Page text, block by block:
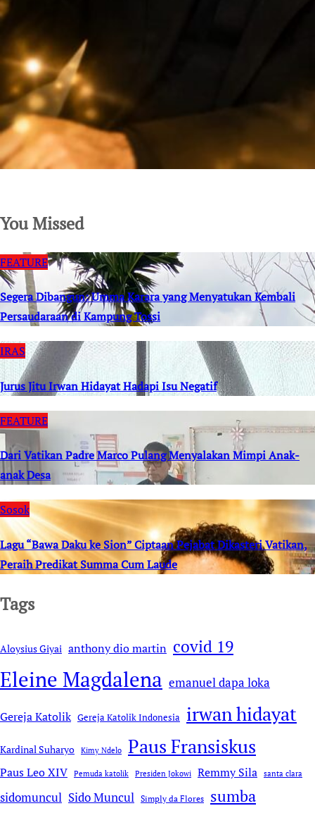
You Missed
FEATURE
Segera Dibangun: Umma Karara yang Menyatukan Kembali
Persaudaraan di Kampung Tossi
IRAS
Jurus Jitu Irwan Hidayat Hadapi Isu Negatif
FEATURE
Dari Vatikan Padre Marco Pulang Menyalakan Mimpi Anak-
anak Desa
Sosok
Lagu “Bawa Daku ke Sion” Ciptaan Pejabat Dikasteri Vatikan,
Peraih Predikat Summa Cum Laude
Tags
Aloysius Giyai anthony dio martin covid 19
Eleine Magdalena emanuel dapa loka
Gereja Katolik Gereja Katolik Indonesia irwan hidayat
Kardinal Suharyo Kimy Ndelo Paus Fransiskus
Paus Leo XIV Pemuda katolik Presiden Jokowi Remmy Sila santa clara
sidomuncul Sido Muncul Simply da Flores sumba